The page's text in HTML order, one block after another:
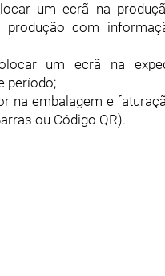
um ecrã na
com
um ecrã na
período;
na embalagem e
ou Código QR).